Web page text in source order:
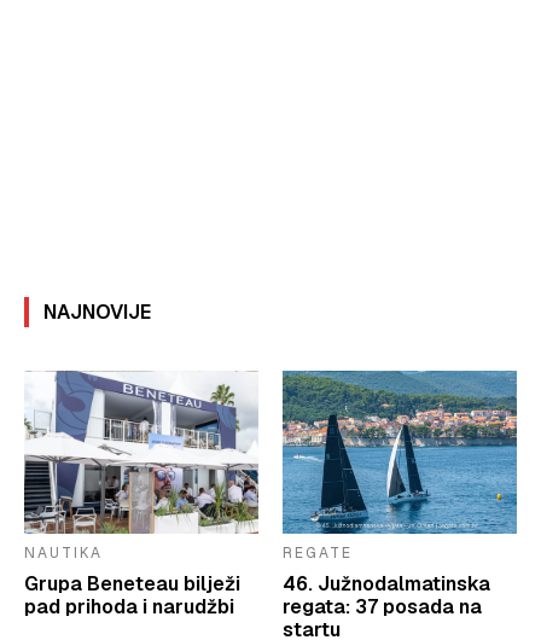
NAJNOVIJE
NAUTIKA
Grupa Beneteau bilježi
pad prihoda i narudžbi
REGATE
46. Južnodalmatinska
regata: 37 posada na
startu